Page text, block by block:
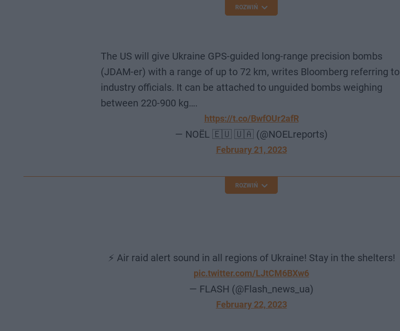
ROZWIŃ
The US will give Ukraine GPS-guided long-range precision bombs
(JDAM-er) with a range of up to 72 km, writes Bloomberg referring to
industry officials. It can be attached to unguided bombs weighing
between 220-900 kg….
https://t.co/BwfOUr2afR
— NOËL 🇪🇺 🇺🇦 (@NOELreports)
February 21, 2023
ROZWIŃ
⚡️ Air raid alert sound in all regions of Ukraine! Stay in the shelters!
pic.twitter.com/LJtCM6BXw6
— FLASH (@Flash_news_ua)
February 22, 2023